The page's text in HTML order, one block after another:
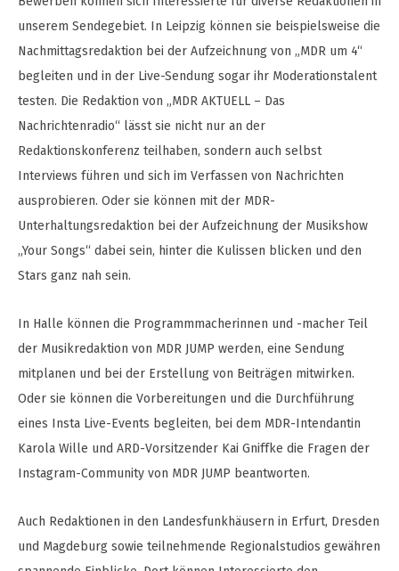
unserem Sendegebiet. In Leipzig können sie beispielsweise die
Nachmittagsredaktion bei der Aufzeichnung von „MDR um 4“
begleiten und in der Live-Sendung sogar ihr Moderationstalent
testen. Die Redaktion von „MDR AKTUELL – Das
Nachrichtenradio“ lässt sie nicht nur an der
Redaktionskonferenz teilhaben, sondern auch selbst
Interviews führen und sich im Verfassen von Nachrichten
ausprobieren. Oder sie können mit der MDR-
Unterhaltungsredaktion bei der Aufzeichnung der Musikshow
„Your Songs“ dabei sein, hinter die Kulissen blicken und den
Stars ganz nah sein.
In Halle können die Programmmacherinnen und -macher Teil
der Musikredaktion von MDR JUMP werden, eine Sendung
mitplanen und bei der Erstellung von Beiträgen mitwirken.
Oder sie können die Vorbereitungen und die Durchführung
eines Insta Live-Events begleiten, bei dem MDR-Intendantin
Karola Wille und ARD-Vorsitzender Kai Gniffke die Fragen der
Instagram-Community von MDR JUMP beantworten.
Auch Redaktionen in den Landesfunkhäusern in Erfurt, Dresden
und Magdeburg sowie teilnehmende Regionalstudios gewähren